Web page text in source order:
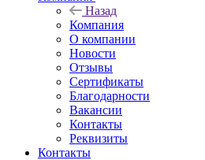
Назад
Компания
О компании
Новости
Отзывы
Сертификаты
Благодарности
Вакансии
Контакты
Реквизиты
Контакты